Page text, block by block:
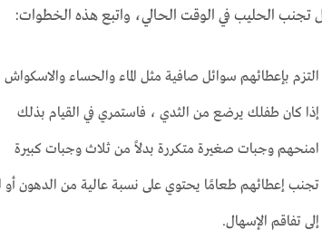
تجنب الحليب في الوقت الحالي، واتبع هذه الخطوات:
التزم بإعطائهم سوائل صافية مثل الماء والحساء والاسكواش
إذا كان طفلك يرضع من الثدي ، فاستمري في القيام بذلك
امنحهم وجبات صغيرة متكررة بدلاً من ثلاث وجبات كبيرة
تجنب إعطائهم طعامًا يحتوي على نسبة عالية من الدهون أو
إلى تفاقم الإسهال.